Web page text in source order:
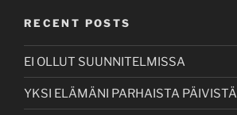
RECENT POSTS
EI OLLUT SUUNNITELMISSA
YKSI ELÄMÄNI PARHAISTA PÄIVISTÄ